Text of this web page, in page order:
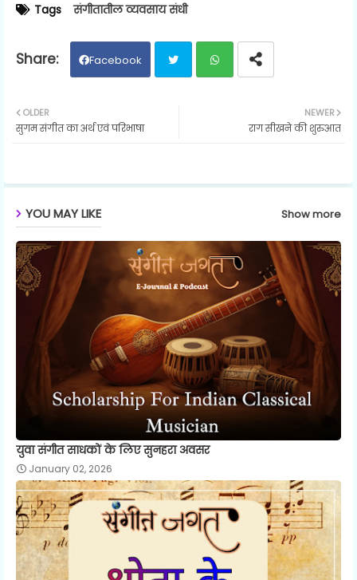
Tags संगीतातील व्यवसाय संधी
Facebook
NEWER
राग सीखने की शुरुआत
OLDER
सुगम संगीत का अर्थ एवं परिभाषा
YOU MAY LIKE Show more
युवा संगीत साधकों के लिए सुनहरा अवसर
January 02, 2026